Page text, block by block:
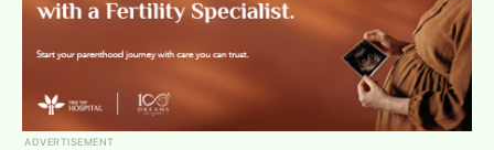
ADVERTISEMENT